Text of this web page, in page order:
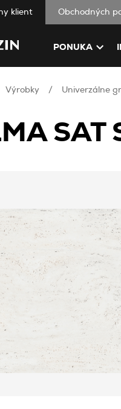
klient Obchodných
PONUKA
Výrobky Univerzálne
SAT